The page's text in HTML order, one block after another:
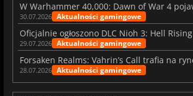
30.07.2026 Aktualności gamingowe
Oficjalnie ogłoszono DLC Nioh 3: Hell Rising
29.07.2026 Aktualności gamingowe
28.07.2026 Aktualności gamingowe